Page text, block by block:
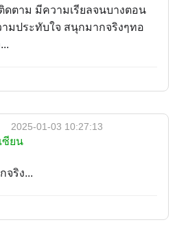
ดตาม มีความเรียลจนบางตอน
มประทับใจ สนุกมากจริงๆทอ
2025-01-03 10:27:13
ซียน
จริง...